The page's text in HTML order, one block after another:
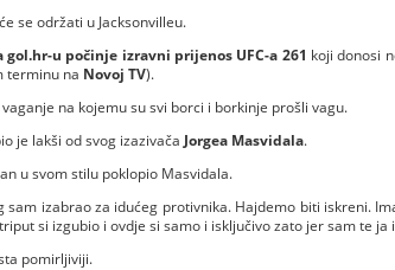
se održati u Jacksonvilleu.
gol.hr-u počinje izravni prijenosUFC-a 261 koji donosi
terminu na Novoj TV).
na kojemu su svi borci i borkinje prošli vagu.
je lakši od svog izazivača Jorgea Masvidala.
u svom stilu poklopio Masvidala.
izabrao za idućeg protivnika. Hajdemo biti iskreni.
si izgubio i ovdje si samo i isključivo zato jer sam te ja
pomirljiviji.